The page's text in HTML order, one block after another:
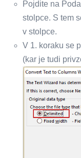
Pojdite na
stolpce. S tem
v stolpce.
V 1. koraku se
(kar je tudi